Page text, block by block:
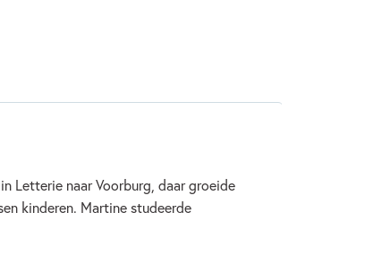
Letterie naar Voorburg, daar groeide
kinderen. Martine studeerde